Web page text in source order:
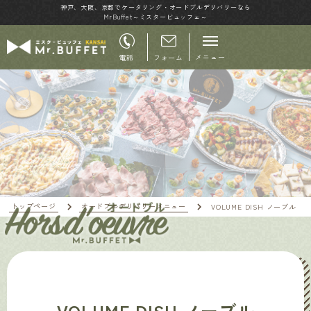
神戸、大阪、京都でケータリング・オードブルデリバリーなら
MrBuffet～ミスタービュッフェ～
電話 フォーム メニュー
トップページ オードブルデリバリーメニュー VOLUME DISH ノーブル